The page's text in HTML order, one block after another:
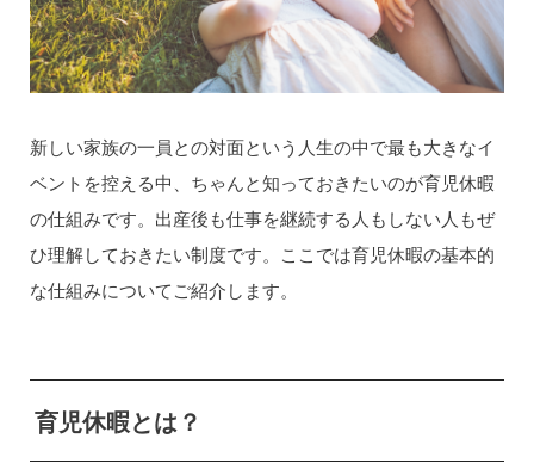
新しい家族の一員との対面という人生の中で最も大きなイ
ベントを控える中、ちゃんと知っておきたいのが育児休暇
の仕組みです。出産後も仕事を継続する人もしない人もぜ
ひ理解しておきたい制度です。ここでは育児休暇の基本的
な仕組みについてご紹介します。
育児休暇とは？